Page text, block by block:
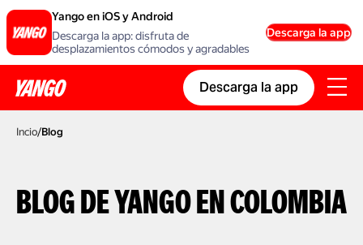
Yango en iOS y Android
Descarga la app: disfruta de
desplazamientos cómodos y agradables
Descarga la app
Descarga la app
Incio/Blog
BLOG DE YANGO EN COLOMBIA